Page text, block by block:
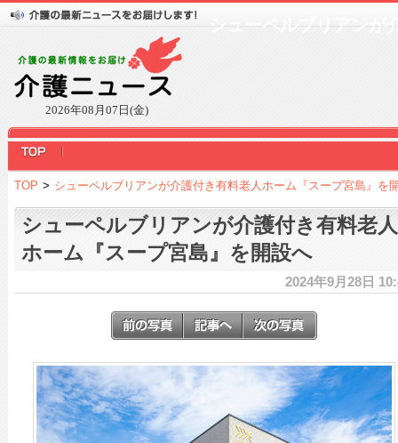
2026年08月07日(金)
シューペルブリアンが
TOP > シューペルブリアンが介護付き有料老人ホーム『スープ宮島』を
シューペルブリアンが介護付き有料老人
ホーム『スープ宮島』を開設へ
2024年9月28日